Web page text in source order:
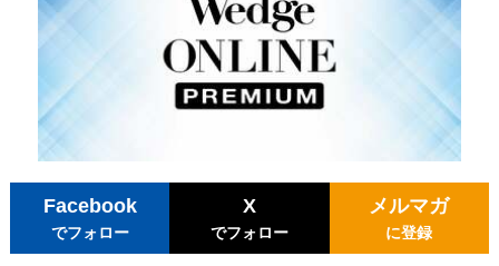
Facebook
でフォロー
X
でフォロー
メルマガ
に登録